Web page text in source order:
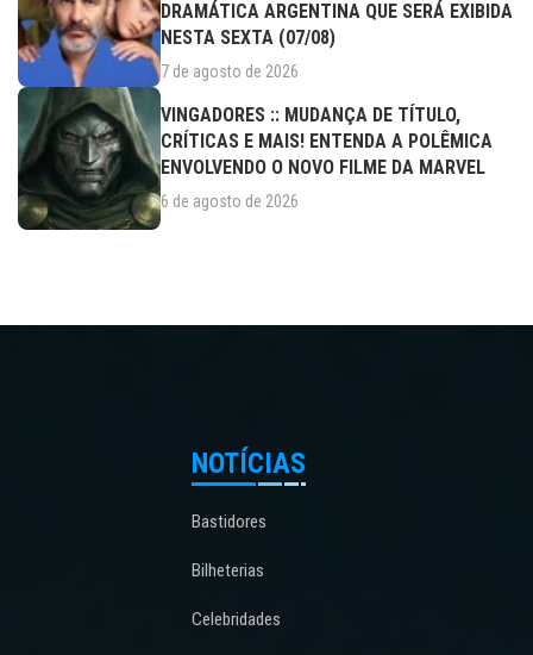
DRAMÁTICA ARGENTINA QUE SERÁ EXIBIDA
NESTA SEXTA (07/08)
7 de agosto de 2026
VINGADORES :: MUDANÇA DE TÍTULO,
CRÍTICAS E MAIS! ENTENDA A POLÊMICA
ENVOLVENDO O NOVO FILME DA MARVEL
6 de agosto de 2026
NOTÍCIAS
Bastidores
Bilheterias
Celebridades